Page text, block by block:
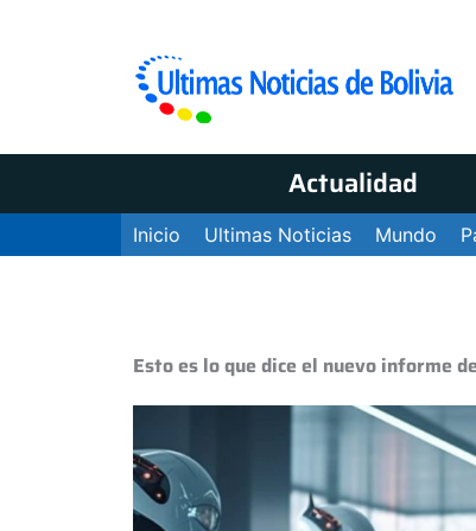
Actualidad
Inicio Ultimas Noticias Mundo
Esto es lo que dice el nuevo informe